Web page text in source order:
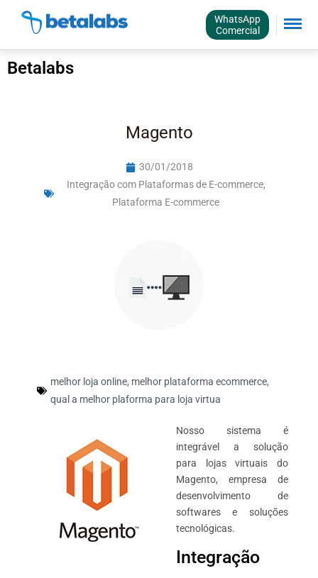
WhatsApp
Comercial
Betalabs
Magento
30/01/2018
Integração com Plataformas de E-commerce,
Plataforma E-commerce
melhor loja online, melhor plataforma ecommerce,
qual a melhor plaforma para loja virtua
Nosso sistema é
integrável a solução
para lojas virtuais do
Magento, empresa de
desenvolvimento de
softwares e soluções
tecnológicas.
Integração